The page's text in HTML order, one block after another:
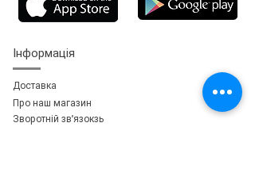
Інформація
Доставка
Про наш магазин
Зворотній зв'язокзь